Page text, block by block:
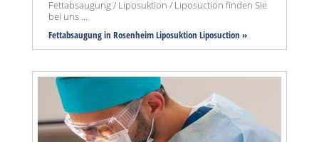
Fettabsaugung / Liposuktion / Liposuction finden Sie
bei uns ...
Fettabsaugung in Rosenheim Liposuktion Liposuction »